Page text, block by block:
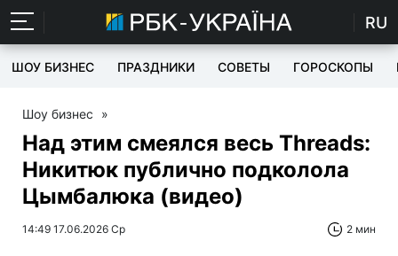
RU
ШОУ БИЗНЕС ПРАЗДНИКИ СОВЕТЫ ГОРОСКОПЫ
Шоу бизнес »
Над этим смеялся весь Threads:
Никитюк публично подколола
Цымбалюка (видео)
14:49 17.06.2026 Ср 2 мин